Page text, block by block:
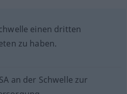
einen dritten
zu haben.
an der Schwelle zur